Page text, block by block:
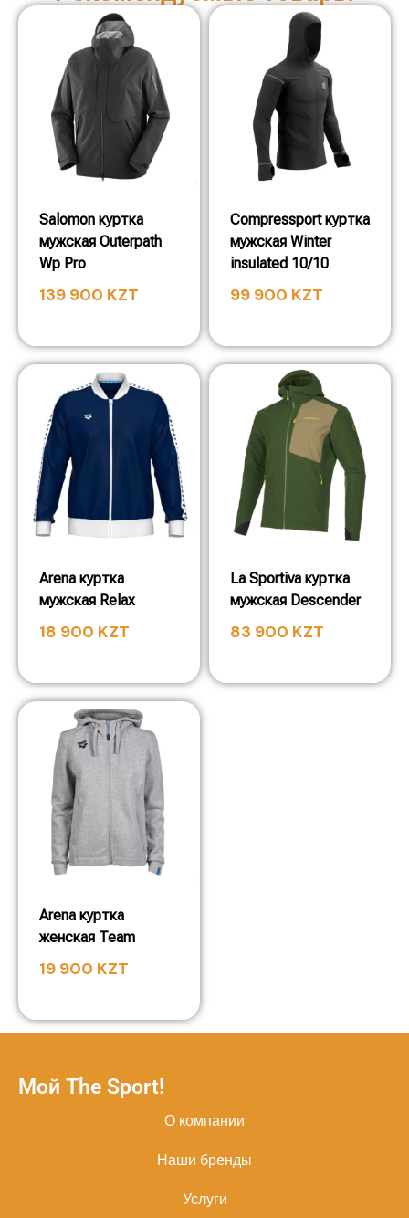
Salomon куртка
мужская Outerpath
Wp Pro
139 900 KZT
Compressport куртка
мужская Winter
insulated 10/10
99 900 KZT
Arena куртка
мужская Relax
18 900 KZT
La Sportiva куртка
мужская Descender
83 900 KZT
Arena куртка
женская Team
19 900 KZT
Мой The Sport!
О компании
Наши бренды
Услуги